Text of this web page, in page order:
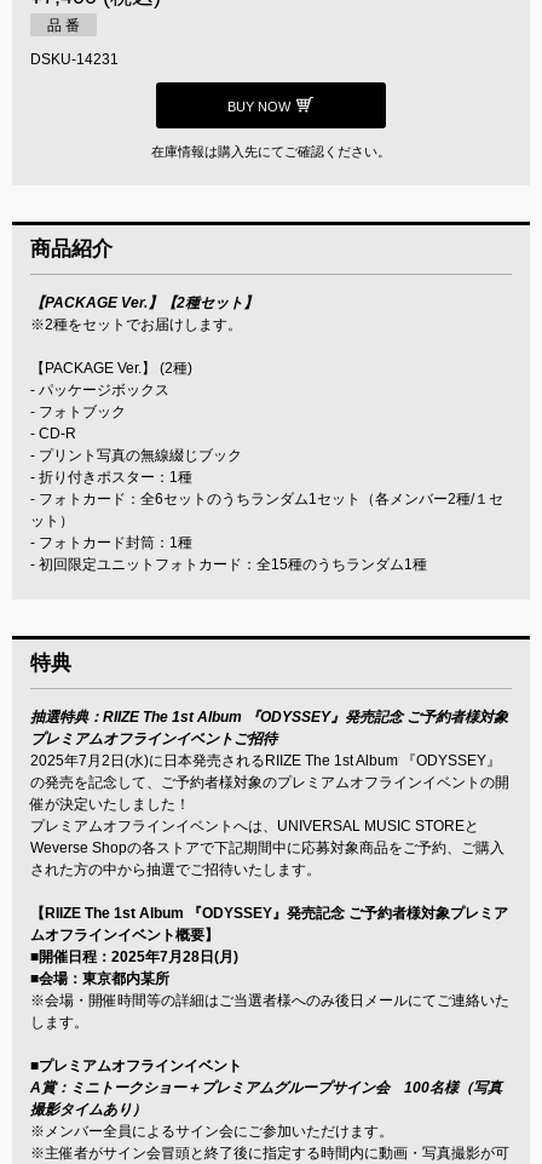
品 番
DSKU-14231
BUY NOW
在庫情報は購入先にてご確認ください。
商品紹介
【PACKAGE Ver.】【2種セット】
※2種をセットでお届けします。
【PACKAGE Ver.】 (2種)
- パッケージボックス
- フォトブック
- CD-R
- プリント写真の無線綴じブック
- 折り付きポスター：1種
- フォトカード：全6セットのうちランダム1セット（各メンバー2種/１セ
ット）
- フォトカード封筒：1種
- 初回限定ユニットフォトカード：全15種のうちランダム1種
特典
抽選特典：RIIZE The 1st Album 『ODYSSEY』発売記念 ご予約者様対象
プレミアムオフラインイベントご招待
2025年7月2日(水)に日本発売されるRIIZE The 1st Album 『ODYSSEY』
の発売を記念して、ご予約者様対象のプレミアムオフラインイベントの開
催が決定いたしました！
プレミアムオフラインイベントへは、UNIVERSAL MUSIC STOREと
Weverse Shopの各ストアで下記期間中に応募対象商品をご予約、ご購入
された方の中から抽選でご招待いたします。
【RIIZE The 1st Album 『ODYSSEY』発売記念 ご予約者様対象プレミア
ムオフラインイベント概要】
■開催日程：2025年7月28日(月)
■会場：東京都内某所
※会場・開催時間等の詳細はご当選者様へのみ後日メールにてご連絡いた
します。
■プレミアムオフラインイベント
A賞：ミニトークショー＋プレミアムグループサイン会 100名様（写真
撮影タイムあり）
※メンバー全員によるサイン会にご参加いただけます。
※主催者がサイン会冒頭と終了後に指定する時間内に動画・写真撮影が可